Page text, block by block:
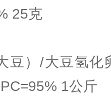
25克
豆）/大豆氢化
1公斤